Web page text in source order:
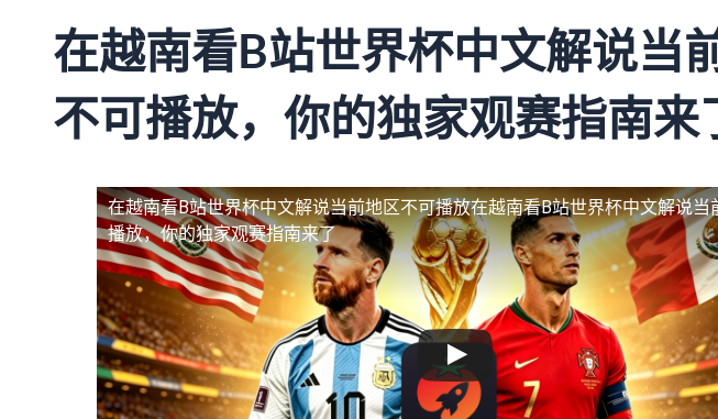
在越南看B站世界杯中文解说当
不可播放，你的独家观赛指南来
在越南看B站世界杯中文解说当前地区不可播放在越南看B站世界杯中文解说当
播放，你的独家观赛指南来了